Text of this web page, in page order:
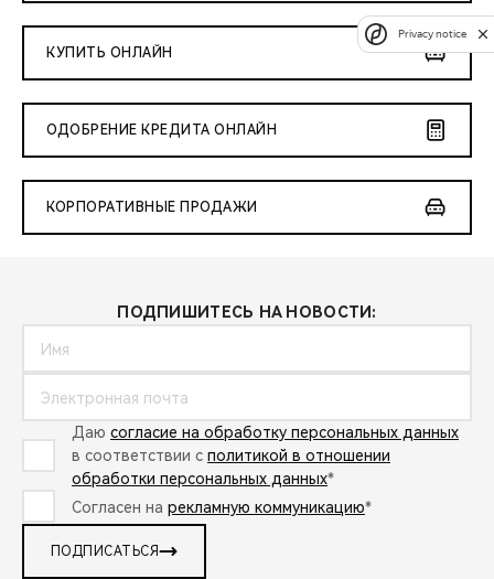
КУПИТЬ ОНЛАЙН
ОДОБРЕНИЕ КРЕДИТА ОНЛАЙН
КОРПОРАТИВНЫЕ ПРОДАЖИ
ПОДПИШИТЕСЬ НА НОВОСТИ:
Даю согласие на обработку персональных данных
в соответствии с политикой в отношении
обработки персональных данных*
Согласен на рекламную коммуникацию*
ПОДПИСАТЬСЯ
Privacy notice